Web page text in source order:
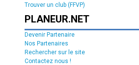
Trouver un club (FFVP)
PLANEUR.NET
Devenir Partenaire
Nos Partenaires
Rechercher sur le site
Contactez nous !